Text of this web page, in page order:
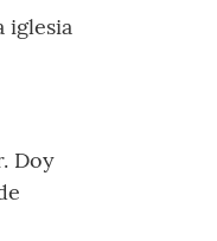
iglesia
Doy